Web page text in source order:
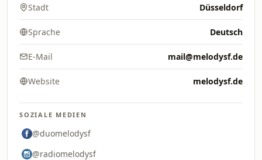
Stadt Düsseldorf
Sprache Deutsch
E-Mail mail@melodysf.de
Website melodysf.de
SOZIALE MEDIEN
@duomelodysf
@radiomelodysf